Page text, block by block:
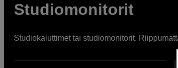
Studiomonitorit
Studiokaiuttimet tai studiomonitorit.
ammattikäyttöön täältä. Meiltä löydät laajan
kilpailykykyiseen hintaan ja nopealla